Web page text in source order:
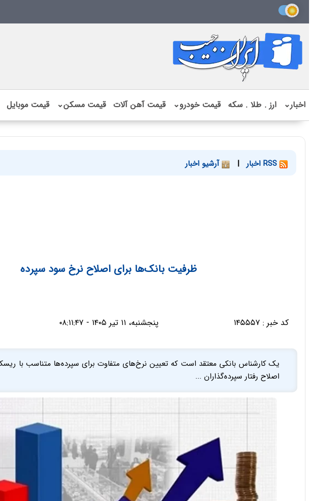
اخبار⌄ ارز . طلا . سکه قیمت خودرو⌄ قیمت آهن آلات قیمت مسکن⌄ قیمت موبایل
| آرشیو اخبار
ظرفیت بانک‌ها برای اصلاح نرخ سود سپرده
کد خبر : ۱۴۵۵۵۷ پنجشنبه، ۱۱ تیر ۱۴۰۵ - ۰۸:۱۱:۴۷
یک کارشناس بانکی معتقد است که تعیین نرخ‌های متفاوت برای سپرده‌ها متناسب با
اصلاح رفتار سپرده‌گذاران ...